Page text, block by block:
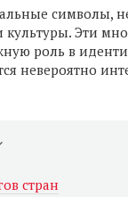
символы,
культуры. Эти
роль в
невероятно
стран